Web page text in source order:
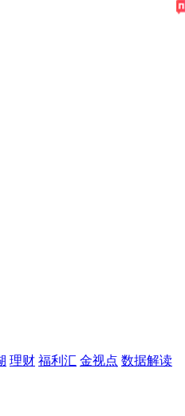
理财 福利汇 金视点 数据解读